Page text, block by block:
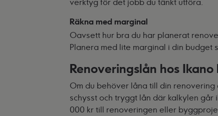
verktyg för det jobb du tänkt utföra.
Räkna med marginal
Oavsett hur bra du har planerat
Planera med lite marginal i din
Renoveringslån hos Ikano
Om du behöver låna till din renovering
schysst och tryggt lån där kalkylen
000 kr till renoveringen eller